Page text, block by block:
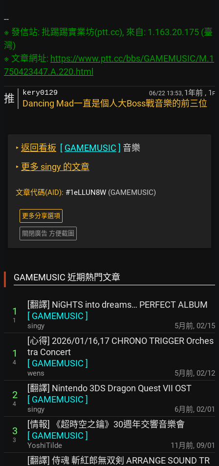
※ 發信站: 批踢踢實業坊(ptt.cc), 來自: 1.163.20.175 (臺
灣)
※ 文章網址: https://www.ptt.cc/bbs/GAMEMUSIC/M.1
750423447.A.220.html
推 kery0129 06/22 13:53, 1年前 , 1 F
Dancing Mad一直是個人大Boss戰音樂的前三位
‣ 返回看板 [ GAMEMUSIC ] 音樂
‣ 更多 singy 的文章
文章代碼(AID): #1eLLUN8W (GAMEMUSIC)
更多分享選項
關閉廣告 方便截圖
GAMEMUSIC 近期熱門文章
1
1
[翻譯] NiGHTS into dreams… PERFECT ALBUM
[ GAMEMUSIC ]
singy 5月前, 02/15
1
4
[心得] 2026/01/16,17 CHRONO TRIGGER Orches
tra Concert
[ GAMEMUSIC ]
wens 5月前, 02/12
2
4
[翻譯] Nintendo 3DS Dragon Quest VII OST
[ GAMEMUSIC ]
singy 6月前, 02/01
3
3
[情報] 《超時空之鑰》30週年交響音樂會
[ GAMEMUSIC ]
YoshiTilde 11月前, 09/01
[翻譯] 侍魂 斬紅郎無双剣 ARRANGE SOUND TR